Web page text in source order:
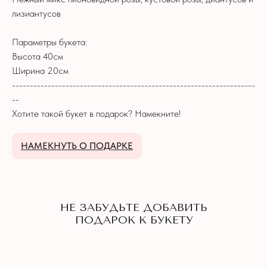
лизиантусов
Параметры букета:
Высота 40см
Ширина 20см
--------------------------------------------------------------------
--
Хотите такой букет в подарок? Намекните!
НАМЕКНУТЬ О ПОДАРКЕ
ПОДАРОК К БУКЕТУ